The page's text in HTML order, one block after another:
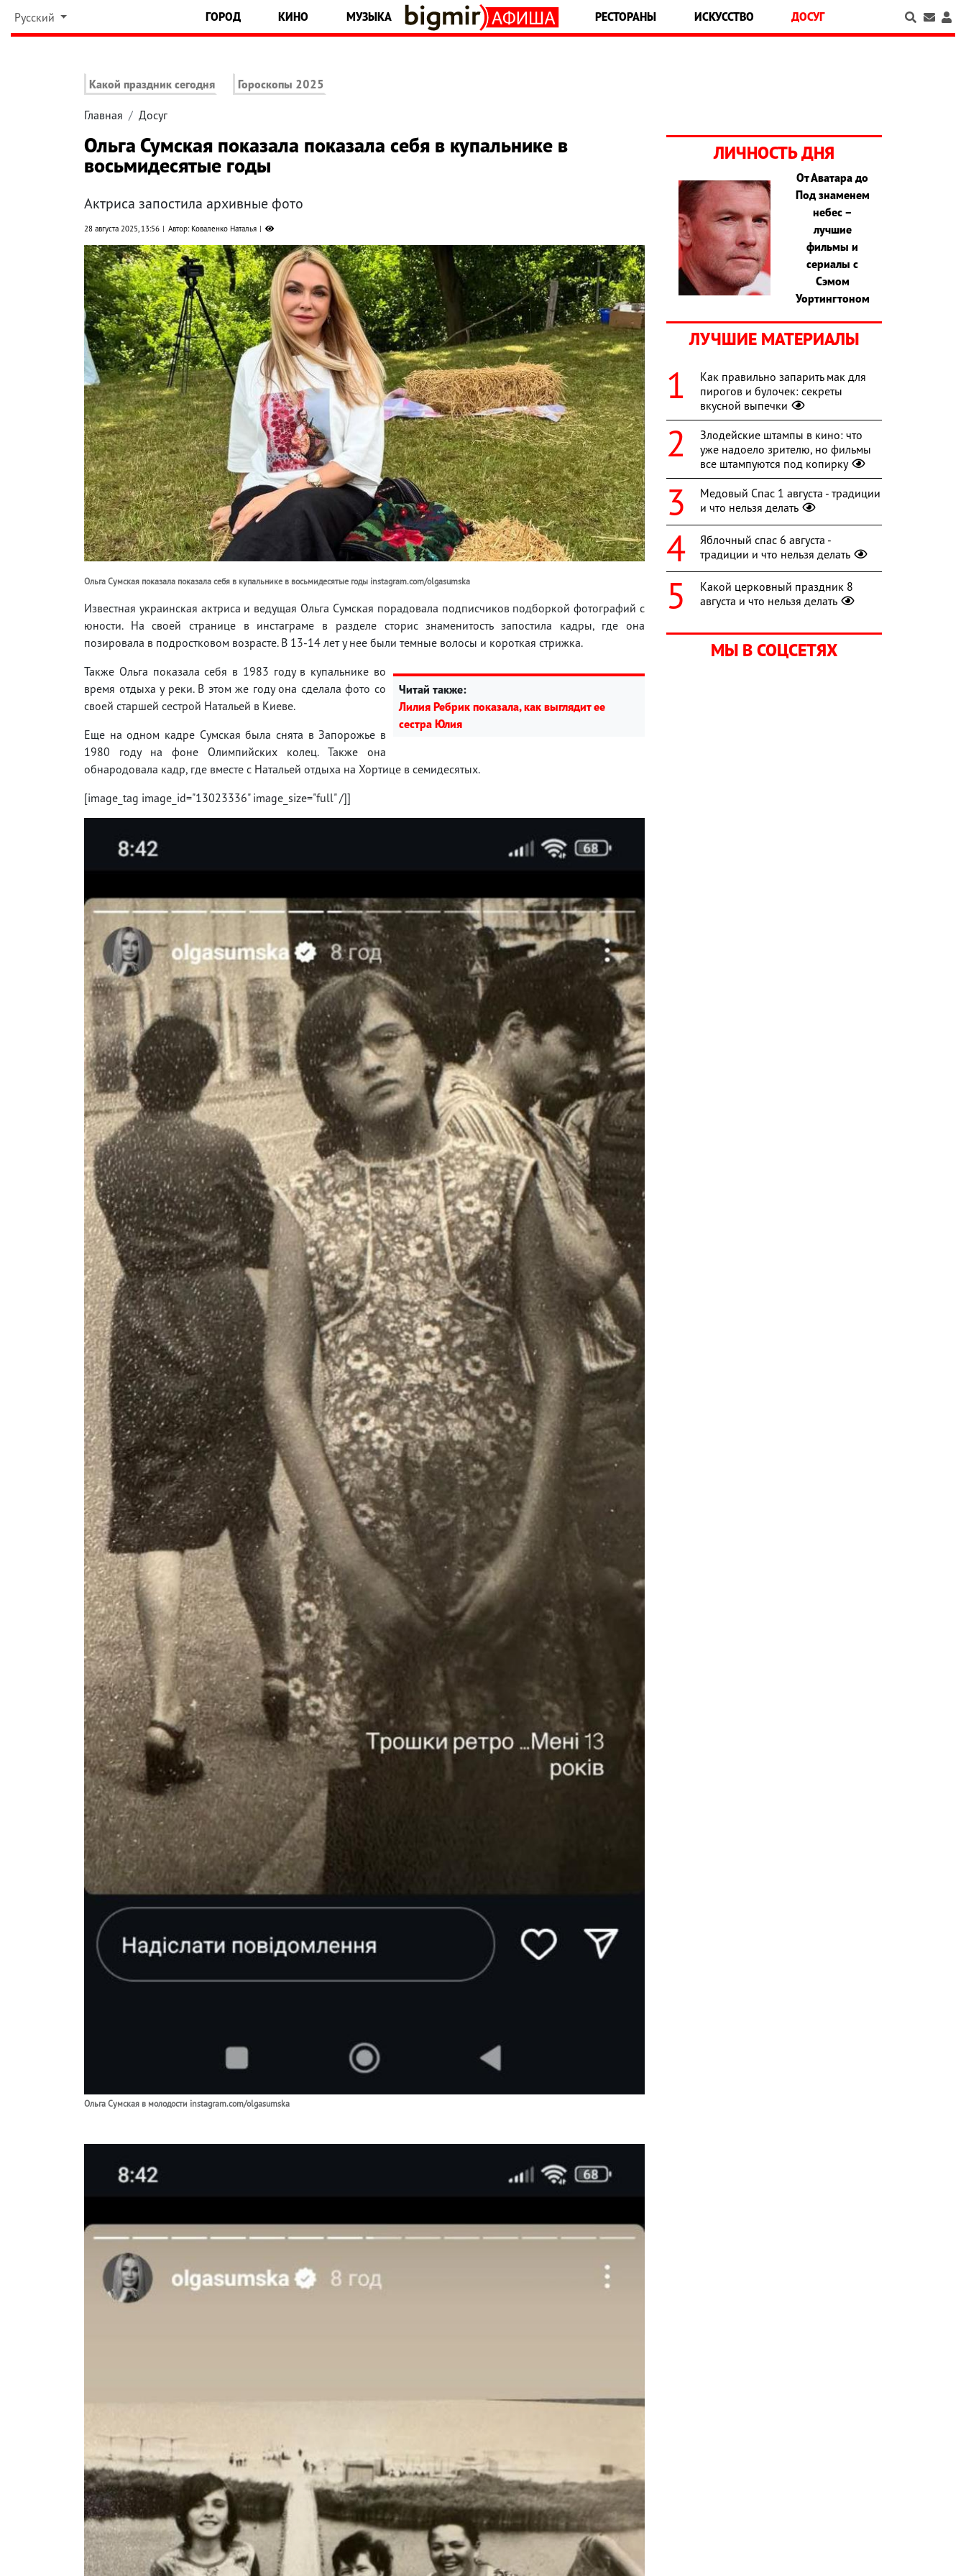
Русский ГОРОД КИНО МУЗЫКА РЕСТОРАНЫ ИСКУССТВО ДОСУГ
Какой праздник сегодня Гороскопы 2025
Главная Досуг
Ольга Сумская показала показала себя в купальнике в
восьмидесятые годы
Актриса запостила архивные фото
28 августа 2025, 13:56 Автор: Коваленко Наталья
Ольга Сумская показала показала себя в купальнике в восьмидесятые годы instagram.com/olgasumska
Известная украинская актриса и ведущая Ольга Сумская порадовала подписчиков подборкой фотографий с
юности. На своей странице в инстаграме в разделе сторис знаменитость запостила кадры, где она
позировала в подростковом возрасте. В 13-14 лет у нее были темные волосы и короткая стрижка.
Читай также:
Лилия Ребрик показала, как выглядит ее
сестра Юлия
Также Ольга показала себя в 1983 году в купальнике во
время отдыха у реки. В этом же году она сделала фото со
своей старшей сестрой Натальей в Киеве.
Еще на одном кадре Сумская была снята в Запорожье в
1980 году на фоне Олимпийских колец. Также она
обнародовала кадр, где вместе с Натальей отдыха на Хортице в семидесятых.
[image_tag image_id="13023336" image_size="full" /]]
Ольга Сумская в молодости instagram.com/olgasumska
ЛИЧНОСТЬ ДНЯ
От Аватара до
Под знаменем
небес –
лучшие
фильмы и
сериалы с
Сэмом
Уортингтоном
ЛУЧШИЕ МАТЕРИАЛЫ
Как правильно запарить мак для
пирогов и булочек: секреты
вкусной выпечки
Злодейские штампы в кино: что
уже надоело зрителю, но фильмы
все штампуются под копирку
Медовый Спас 1 августа - традиции
и что нельзя делать
Яблочный спас 6 августа -
традиции и что нельзя делать
Какой церковный праздник 8
августа и что нельзя делать
МЫ В СОЦСЕТЯХ